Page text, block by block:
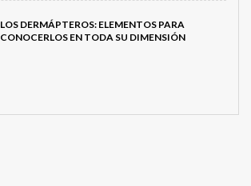
LOS DERMÁPTEROS: ELEMENTOS PARA
CONOCERLOS EN TODA SU DIMENSIÓN